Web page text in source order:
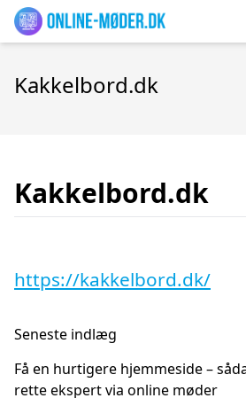
Kakkelbord.dk
Kakkelbord.dk
https://kakkelbord.dk/
Seneste indlæg
Få en hurtigere hjemmeside –
rette ekspert via online møder